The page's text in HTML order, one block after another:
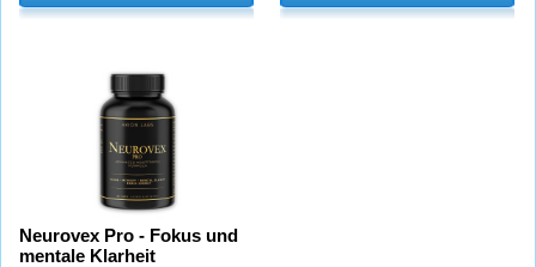
Neurovex Pro - Fokus und
mentale Klarheit